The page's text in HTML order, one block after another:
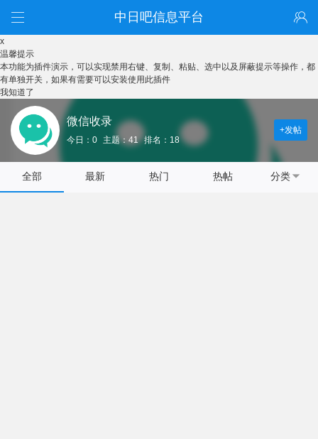
中日吧信息平台
x
温馨提示
本功能为插件演示，可以实现禁用右键、复制、粘贴、选中以及屏蔽提示等操作，都
有单独开关，如果有需要可以安装使用此插件
我知道了
微信收录
今日：0 主题：41 排名：18
+发帖
全部 最新 热门 热帖 分类